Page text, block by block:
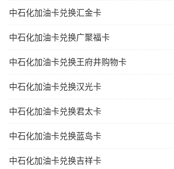
中石化加油卡兑换汇金卡
中石化加油卡兑换广聚福卡
中石化加油卡兑换王府井购物卡
中石化加油卡兑换汉光卡
中石化加油卡兑换君太卡
中石化加油卡兑换蓝岛卡
中石化加油卡兑换吉祥卡